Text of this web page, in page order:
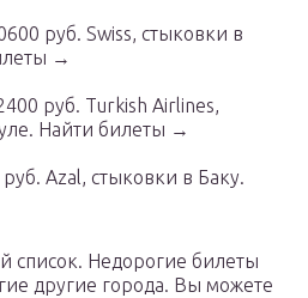
руб. Swiss, стыковки в
→
руб. Turkish Airlines,
Найти билеты →
Azal, стыковки в Баку.
список. Недорогие билеты
другие города. Вы можете